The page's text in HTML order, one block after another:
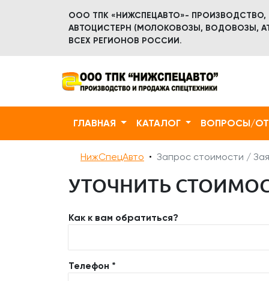
ООО ТПК «НИЖСПЕЦАВТО»-
АВТОЦИСТЕРН (МОЛОКОВОЗЫ, ВОДОВОЗЫ,
ВСЕХ РЕГИОНОВ РОССИИ.
ГЛАВНАЯ КАТАЛОГ ВОПРОСЫ/
НижСпецАвто Запрос стоимости /
УТОЧНИТЬ
Как к вам обратиться?
Телефон *